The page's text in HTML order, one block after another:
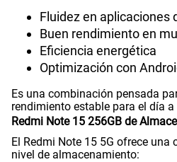
Capacidad Memoria RAM
GPS
Fluidez en aplicaciones
Buen rendimiento en
Eficiencia energética
Optimización con
Es una combinación pensada
rendimiento estable para el día a
Redmi Note 15 256GB de
El Redmi Note 15 5G ofrece
nivel de almacenamiento: